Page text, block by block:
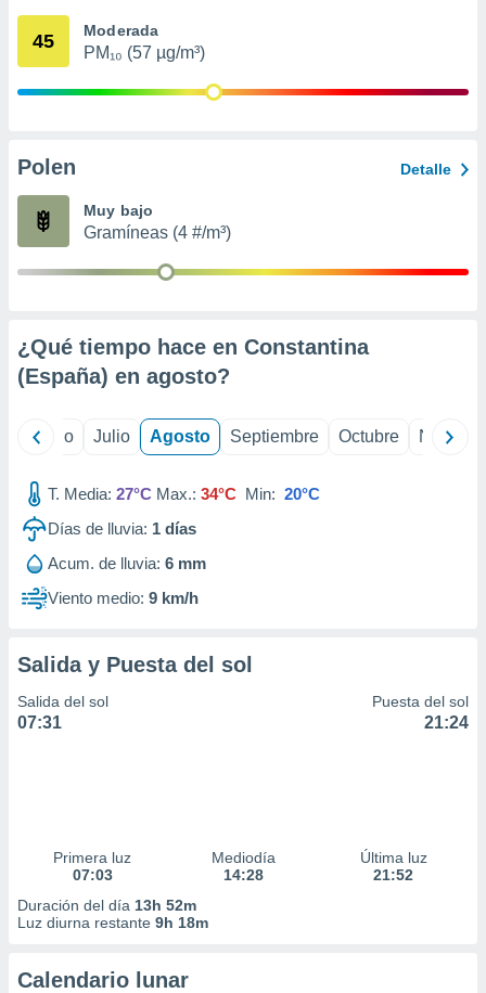
mediante
publicidad
de
45 Moderada
PM₁₀ (57 µg/m³)
Polen Detalle
Muy bajo
Gramíneas (4 #/m³)
¿Qué tiempo hace en Constantina
(España) en agosto?
Junio Julio Agosto Septiembre Octubre
T. Media: 27°C Max.: 34°C Min: 20°C
Días de lluvia: 1 días
Acum. de lluvia: 6 mm
Viento medio: 9 km/h
Salida y Puesta del sol
Salida del sol
07:31
Puesta del sol
21:24
Primera luz
07:03
Mediodía
14:28
Última luz
21:52
Duración del día 13h 52m
Luz diurna restante 9h 18m
Calendario lunar